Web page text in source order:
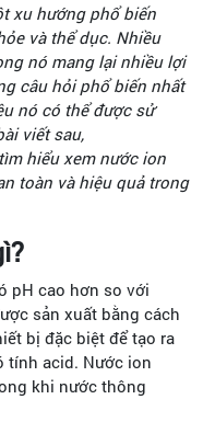
xu hướng phổ biến
và thể dục. Nhiều
nó mang lại nhiều lợi
câu hỏi phổ biến nhất
nó có thể được sử
viết sau,
hiểu xem nước ion
toàn và hiệu quả trong
pH cao hơn so với
sản xuất bằng cách
bị đặc biệt để tạo ra
tính acid. Nước ion
khi nước thông